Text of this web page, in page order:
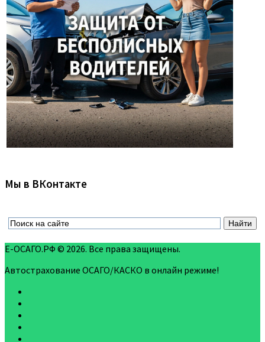
Мы в ВКонтакте
Е-ОСАГО.РФ © 2026. Все права защищены.
Автострахование ОСАГО/КАСКО в онлайн режиме!